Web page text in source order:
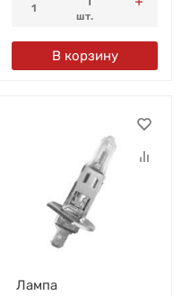
1
шт.
В корзину
Лампа